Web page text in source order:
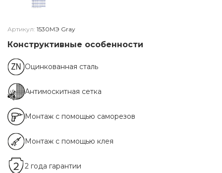
Артикул: 1530МЭ Gray
Конструктивные особенности
Оцинкованная сталь
Антимоскитная сетка
Монтаж с помощью саморезов
Монтаж с помощью клея
2 года гарантии